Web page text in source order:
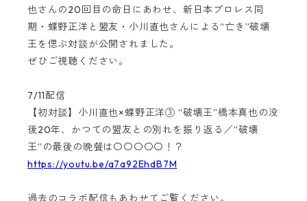
也さんの20回目の命日にあわせ、新日本プロレス同
期・蝶野正洋と盟友・小川直也さんによる“亡き”破壊
王を偲ぶ対談が公開されました。
ぜひご視聴ください。
7/11配信
【初対談】小川直也×蝶野正洋③ “破壊王”橋本真也の没
後20年、かつての盟友との別れを振り返る／“破壊
王”の最後の晩餐は〇〇〇〇〇！？
https://youtu.be/a7a92EhdB7M
過去のコラボ配信もあわせてご覧ください。